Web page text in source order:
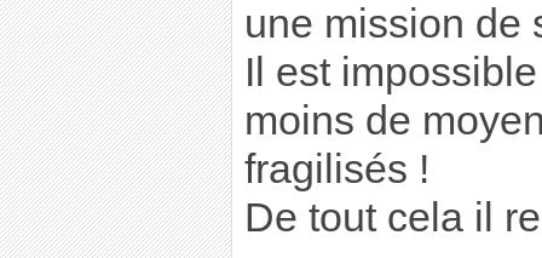
une mission de
Il est
moins de
fragilisés !
De tout cela il